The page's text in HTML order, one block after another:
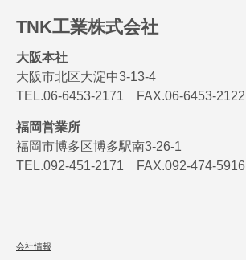
TNK工業株式会社
大阪本社
大阪市北区大淀中3-13-4
TEL.06-6453-2171 FAX.06-6453-2122
福岡営業所
福岡市博多区博多駅南3-26-1
TEL.092-451-2171 FAX.092-474-5916
会社情報